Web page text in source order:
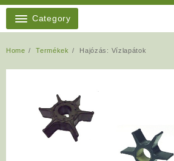
Category
Home Termékek Hajózás: Vízlapátok